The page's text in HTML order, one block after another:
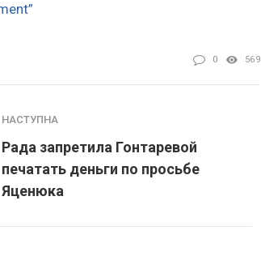
0 569
НАСТУПНА
Рада запретила Гонтаревой
печатать деньги по просьбе
Яценюка